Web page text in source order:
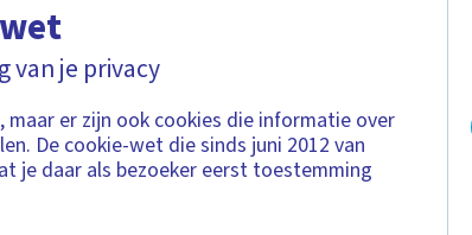
van je privacy
maar er zijn ook cookies die informatie over
De cookie-wet die sinds juni 2012 van
je daar als bezoeker eerst toestemming